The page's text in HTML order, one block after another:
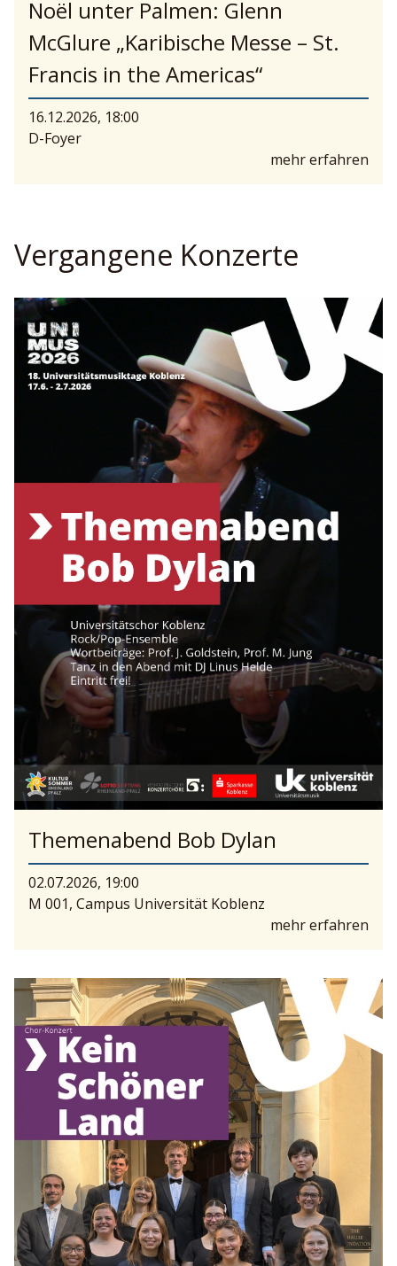
Noël unter Palmen: Glenn
McGlure „Karibische Messe – St.
Francis in the Americas“
16.12.2026, 18:00
D-Foyer
mehr erfahren
Vergangene Konzerte
Themenabend Bob Dylan
02.07.2026, 19:00
M 001, Campus Universität Koblenz
mehr erfahren